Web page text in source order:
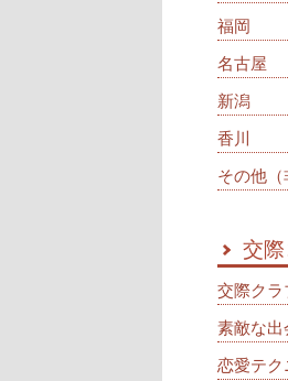
福岡
名古屋
新潟
香川
その他（
交
交際クラ
素敵な出
恋愛テク